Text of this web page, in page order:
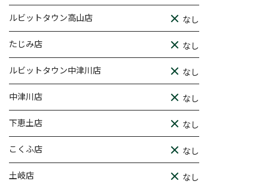
ルビットタウン高山店 なし
たじみ店 なし
ルビットタウン中津川店 なし
中津川店 なし
下恵土店 なし
こくふ店 なし
土岐店 なし